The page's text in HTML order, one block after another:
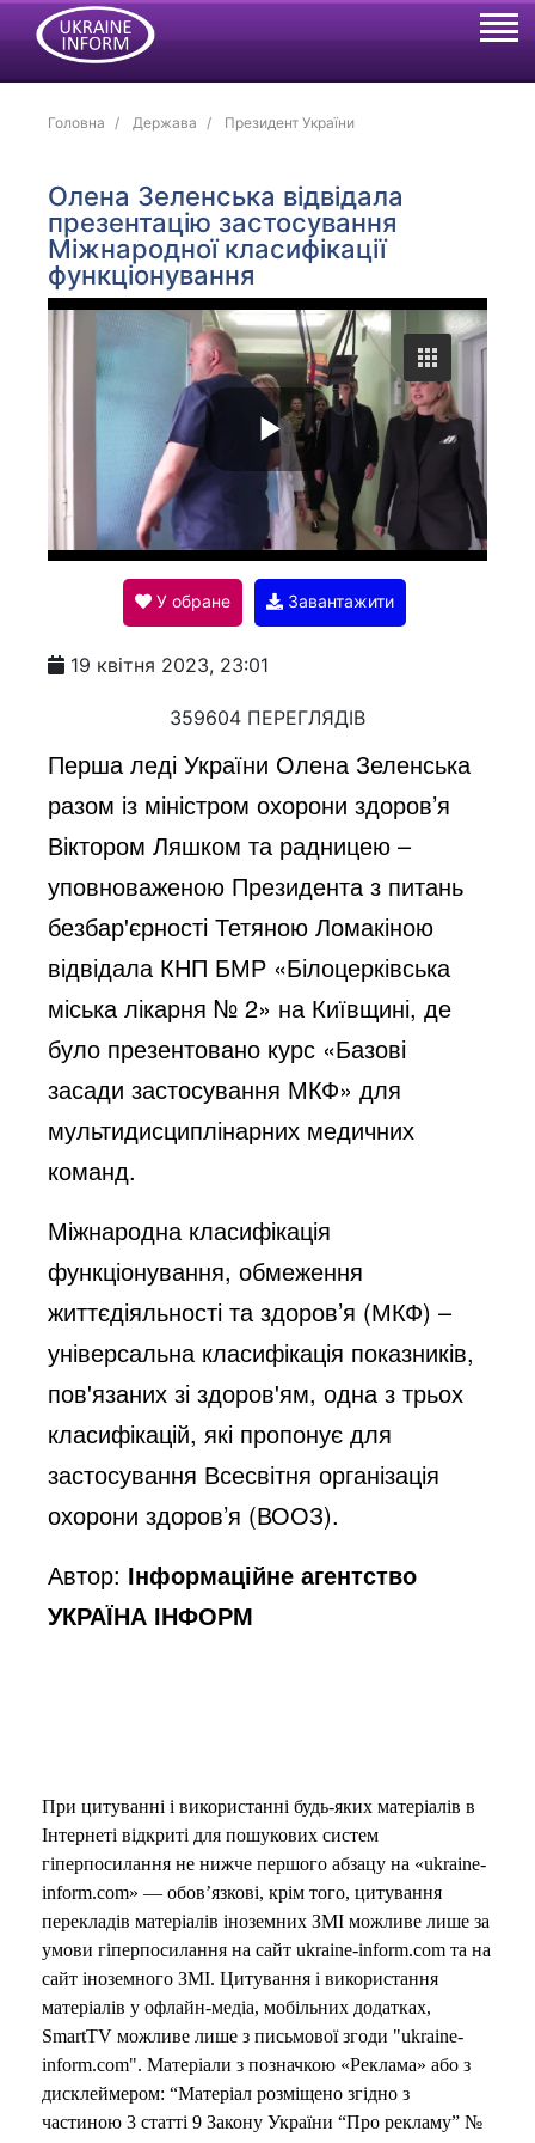
Головна Держава Президент України
Олена Зеленська відвідала
презентацію застосування
Міжнародної класифікації
функціонування
P
l
a
y
V
i
d
e
o
У обране Завантажити
19 квітня 2023, 23:01
359604 ПЕРЕГЛЯДІВ
Перша леді України Олена Зеленська
разом із міністром охорони здоров’я
Віктором Ляшком та радницею –
уповноваженою Президента з питань
безбар'єрності Тетяною Ломакіною
відвідала КНП БМР «Білоцерківська
міська лікарня № 2» на Київщині, де
було презентовано курс «Базові
засади застосування МКФ» для
мультидисциплінарних медичних
команд.
Міжнародна класифікація
функціонування, обмеження
життєдіяльності та здоров’я (МКФ) –
універсальна класифікація показників,
пов'язаних зі здоров'ям, одна з трьох
класифікацій, які пропонує для
застосування Всесвітня організація
охорони здоров’я (ВООЗ).
Автор: Інформаційне агентство
УКРАЇНА ІНФОРМ
При цитуванні і використанні будь-яких матеріалів в
Інтернеті відкриті для пошукових систем
гіперпосилання не нижче першого абзацу на «ukraine-
inform.com» — обов’язкові, крім того, цитування
перекладів матеріалів іноземних ЗМІ можливе лише за
умови гіперпосилання на сайт ukraine-inform.com та на
сайт іноземного ЗМІ. Цитування і використання
матеріалів у офлайн-медіа, мобільних додатках,
SmartTV можливе лише з письмової згоди "ukraine-
inform.com". Матеріали з позначкою «Реклама» або з
дисклеймером: “Матеріал розміщено згідно з
частиною 3 статті 9 Закону України “Про рекламу” №